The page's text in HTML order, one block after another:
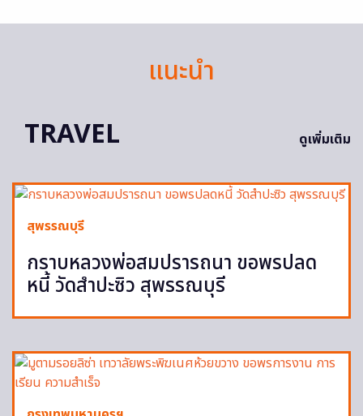
แนะนำ
TRAVEL
ดูเพิ่มเติม
สุพรรณบุรี
กราบหลวงพ่อสมปรารถนา ขอพรปลด
หนี้ วัดสำปะซิว สุพรรณบุรี